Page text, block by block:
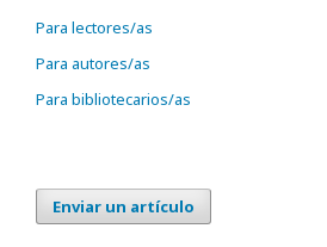
Para lectores/as
Para autores/as
Para bibliotecarios/as
Enviar un artículo